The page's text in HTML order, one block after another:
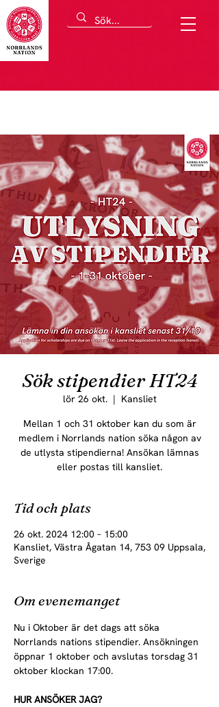
Sök stipendier HT24
lör 26 okt.
  |
Kansliet
Mellan 1 och 31 oktober kan du som är
medlem i Norrlands nation söka någon av
de utlysta stipendierna! Ansökan lämnas
eller postas till kansliet.
Tid och plats
26 okt. 2024 12:00 – 15:00
Kansliet, Västra Ågatan 14, 753 09 Uppsala,
Sverige
Om evenemanget
Nu i Oktober är det dags att söka
Norrlands nations stipendier. Ansökningen
öppnar 1 oktober och avslutas torsdag 31
oktober klockan 17:00.
HUR ANSÖKER JAG?